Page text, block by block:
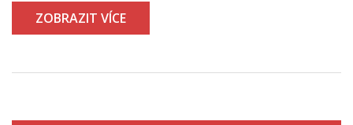
ZOBRAZIT VÍCE